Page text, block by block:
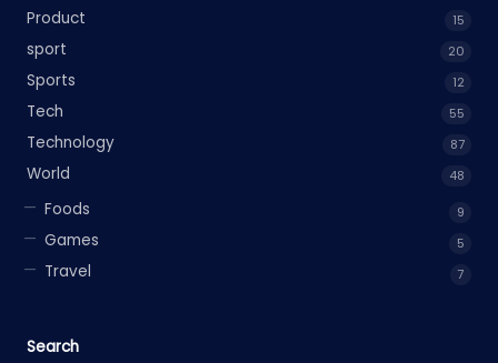
Product 15
sport 20
Sports 12
Tech 55
Technology 87
World 48
Foods 9
Games 5
Travel 7
Search